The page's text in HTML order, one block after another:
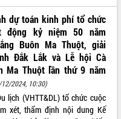
dự toán kinh phí tổ chức
động kỷ niệm 50 năm
Buôn Ma Thuột, giải
Đắk Lắk và Lễ hội Cà
Ma Thuột lần thứ 9 năm
2024, 10:30)
lịch (VHTT&DL) tổ chức cuộc
xét, thẩm định nội dung Kế